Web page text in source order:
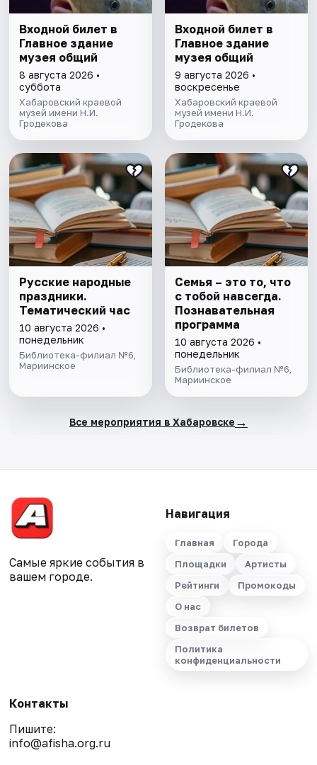
Входной билет в
Главное здание
музея общий
8 августа 2026 •
суббота
Хабаровский краевой
музей имени Н.И.
Гродекова
Входной билет в
Главное здание
музея общий
9 августа 2026 •
воскресенье
Хабаровский краевой
музей имени Н.И.
Гродекова
Русские народные
праздники.
Тематический час
10 августа 2026 •
понедельник
Библиотека-филиал №6,
Мариинское
Семья – это то, что
с тобой навсегда.
Познавательная
программа
10 августа 2026 •
понедельник
Библиотека-филиал №6,
Мариинское
Все мероприятия в Хабаровске →
Самые яркие события в
вашем городе.
Навигация
Главная
Города
Площадки
Артисты
Рейтинги
Промокоды
О нас
Возврат билетов
Политика
конфиденциальности
Контакты
Пишите:
info@afisha.org.ru